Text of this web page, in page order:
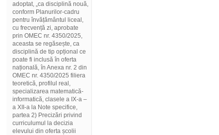
adoptat, „ca disciplină nouă,
conform Planurilor-cadru
pentru învățământul liceal,
cu frecvență zi, aprobate
prin OMEC nr. 4350/2025,
aceasta se regăsește, ca
disciplină de tip opțional ce
poate fi inclusă în oferta
națională, în Anexa nr. 2 din
OMEC nr. 4350/2025 filiera
teoretică, profilul real,
specializarea matematică-
informatică, clasele a IX-a –
a XII-a la Note specifice,
partea 2) Precizări privind
curriculumul la decizia
elevului din oferta școlii